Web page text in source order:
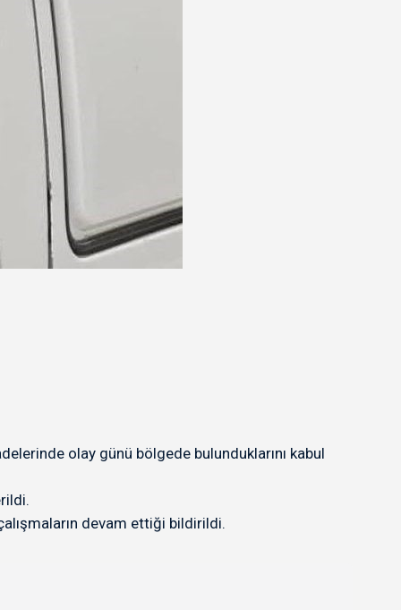
olay günü bölgede bulunduklarını kabul
devam ettiği bildirildi.